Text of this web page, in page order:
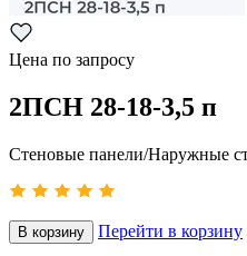
Цена по запросу
2ПСН 28-18-3,5 п
Стеновые панели/Наружные
В корзину Перейти в корзину